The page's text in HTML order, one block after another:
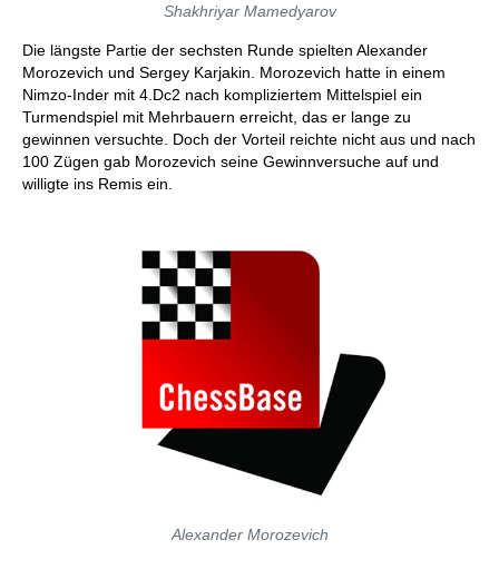
Shakhriyar Mamedyarov
Die längste Partie der sechsten Runde spielten Alexander
Morozevich und Sergey Karjakin. Morozevich hatte in einem
Nimzo-Inder mit 4.Dc2 nach kompliziertem Mittelspiel ein
Turmendspiel mit Mehrbauern erreicht, das er lange zu
gewinnen versuchte. Doch der Vorteil reichte nicht aus und nach
100 Zügen gab Morozevich seine Gewinnversuche auf und
willigte ins Remis ein.
Alexander Morozevich